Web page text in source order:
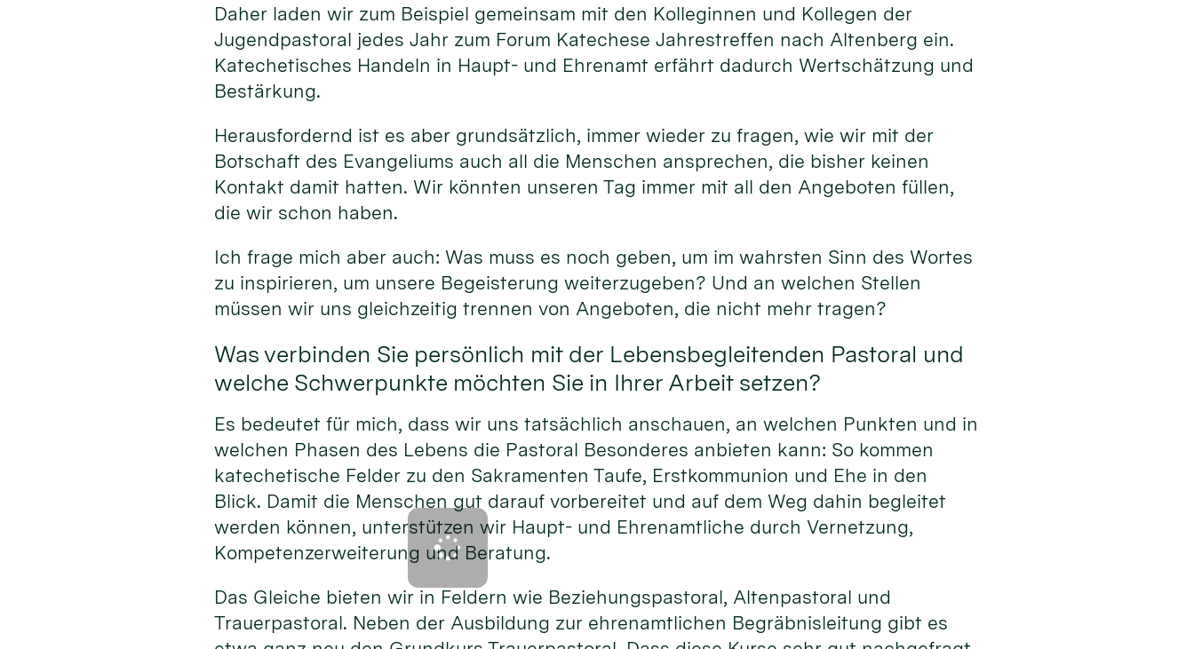
Daher laden wir zum Beispiel gemeinsam mit den Kolleginnen und Kollegen der
Jugendpastoral jedes Jahr zum Forum Katechese Jahrestreffen nach Altenberg ein.
Katechetisches Handeln in Haupt- und Ehrenamt erfährt dadurch Wertschätzung und
Bestärkung.
Herausfordernd ist es aber grundsätzlich, immer wieder zu fragen, wie wir mit der
Botschaft des Evangeliums auch all die Menschen ansprechen, die bisher keinen
Kontakt damit hatten. Wir könnten unseren Tag immer mit all den Angeboten füllen,
die wir schon haben.
Ich frage mich aber auch: Was muss es noch geben, um im wahrsten Sinn des Wortes
zu inspirieren, um unsere Begeisterung weiterzugeben? Und an welchen Stellen
müssen wir uns gleichzeitig trennen von Angeboten, die nicht mehr tragen?
Was verbinden Sie persönlich mit der Lebensbegleitenden Pastoral und
welche Schwerpunkte möchten Sie in Ihrer Arbeit setzen?
Es bedeutet für mich, dass wir uns tatsächlich anschauen, an welchen Punkten und in
welchen Phasen des Lebens die Pastoral Besonderes anbieten kann: So kommen
katechetische Felder zu den Sakramenten Taufe, Erstkommunion und Ehe in den
Blick. Damit die Menschen gut darauf vorbereitet und auf dem Weg dahin begleitet
werden können, unterstützen wir Haupt- und Ehrenamtliche durch Vernetzung,
Kompetenzerweiterung und Beratung.
Das Gleiche bieten wir in Feldern wie Beziehungspastoral, Altenpastoral und
Trauerpastoral. Neben der Ausbildung zur ehrenamtlichen Begräbnisleitung gibt es